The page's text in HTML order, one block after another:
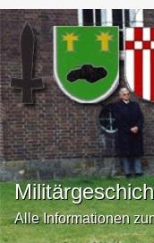
Alle Informationen